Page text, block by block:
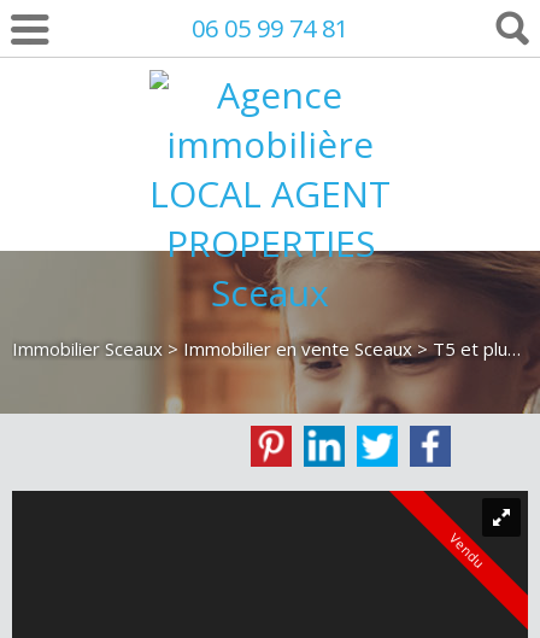
06 05 99 74 81
Immobilier Sceaux > Immobilier en vente Sceaux >T5 et plus en vente Sceaux
Vendu